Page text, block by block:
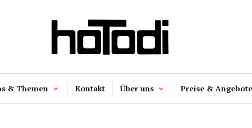
hoTodi
& Themen Kontakt Über uns Preise & Angebote